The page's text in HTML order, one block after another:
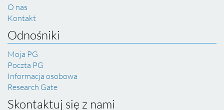
O nas
Kontakt
Odnośniki
Moja PG
Poczta PG
Informacja osobowa
Research Gate
Skontaktuj się z nami